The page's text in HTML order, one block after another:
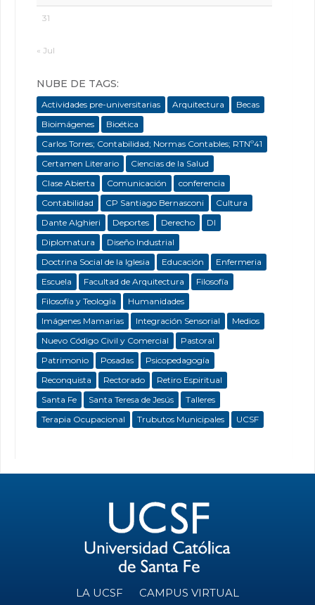
31
« Jul
NUBE DE TAGS:
Actividades pre-universitarias Arquitectura
Becas
Bioimágenes
Bioética
Carlos Torres; Contabilidad; Normas Contables; RTNº41
Certamen Literario
Ciencias de la Salud
Clase Abierta
Comunicación
conferencia
Contabilidad
CP Santiago Bernasconi
Cultura
Dante Alghieri
Deportes Derecho
DI
Diplomatura
Diseño Industrial
Doctrina Social de la Iglesia
Educación
Enfermeria
Escuela
Facultad de Arquitectura
Filosofía
Filosofía y Teología
Humanidades
Imágenes Mamarias
Integración Sensorial
Medios
Nuevo Código Civil y Comercial
Pastoral
Patrimonio
Posadas
Psicopedagogía
Reconquista
Rectorado
Retiro Espiritual
Santa Fe
Santa Teresa de Jesús
Talleres
Terapia Ocupacional
Trubutos Municipales UCSF
LA UCSF CAMPUS VIRTUAL